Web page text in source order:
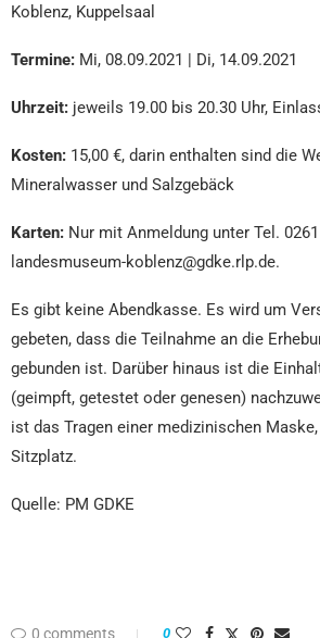
Koblenz, Kuppelsaal
Termine: Mi, 08.09.2021 | Di, 14.09.2021
Uhrzeit: jeweils 19.00 bis 20.30 Uhr,
Kosten: 15,00 €, darin enthalten sind die
Mineralwasser und Salzgebäck
Karten: Nur mit Anmeldung unter Tel.
landesmuseum-koblenz@gdke.rlp.de.
Es gibt keine Abendkasse. Es wird um
gebeten, dass die Teilnahme an die
gebunden ist. Darüber hinaus ist die
(geimpft, getestet oder genesen)
ist das Tragen einer medizinischen
Sitzplatz.
Quelle: PM GDKE
0 comments 0